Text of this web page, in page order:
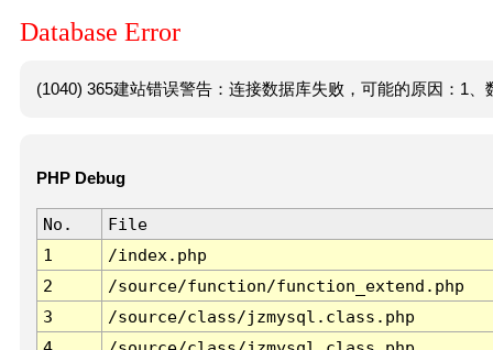
Database Error
(1040) 365建站错误警告：连接数据库失败，可能的原因：1
PHP Debug
No.
File
1
/index.php
2
/source/function/function_extend.php
3
/source/class/jzmysql.class.php